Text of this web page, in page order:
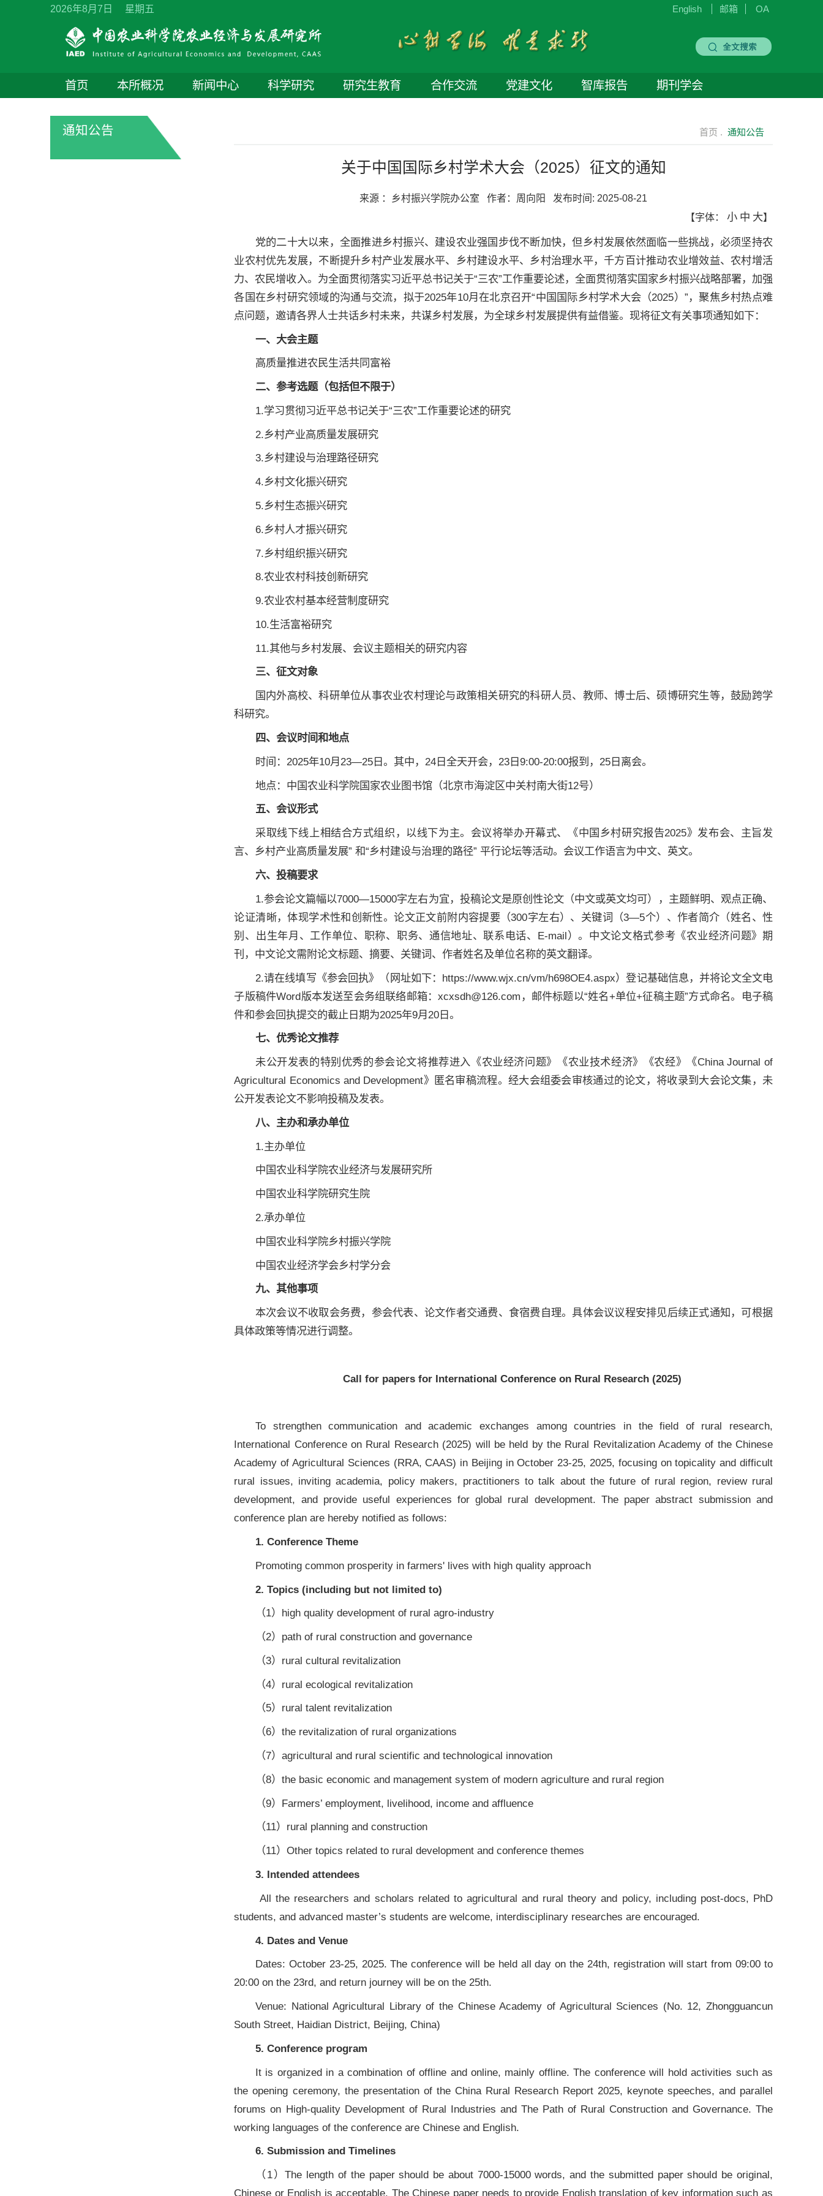
English 邮箱 OA
2026年8月7日 星期五
首页 本所概况 新闻中心 科学研究 研究生教育 合作交流 党建文化 智库报告 期刊学会
通知公告 首页 . 通知公告
关于中国国际乡村学术大会（2025）征文的通知
来源 ： 乡村振兴学院办公室 作者： 周向阳 发布时间: 2025-08-21
【字体： 小 中 大】
党的二十大以来，全面推进乡村振兴、建设农业强国步伐不断加快，但乡村发展依然面临一些挑战，必须坚持农
业农村优先发展，不断提升乡村产业发展水平、乡村建设水平、乡村治理水平，千方百计推动农业增效益、农村增活
力、农民增收入。为全面贯彻落实习近平总书记关于“三农”工作重要论述，全面贯彻落实国家乡村振兴战略部署，加强
各国在乡村研究领域的沟通与交流，拟于2025年10月在北京召开“中国国际乡村学术大会（2025）”，聚焦乡村热点难
点问题，邀请各界人士共话乡村未来，共谋乡村发展，为全球乡村发展提供有益借鉴。现将征文有关事项通知如下：
一、大会主题
高质量推进农民生活共同富裕
二、参考选题（包括但不限于）
1.学习贯彻习近平总书记关于“三农”工作重要论述的研究
2.乡村产业高质量发展研究
3.乡村建设与治理路径研究
4.乡村文化振兴研究
5.乡村生态振兴研究
6.乡村人才振兴研究
7.乡村组织振兴研究
8.农业农村科技创新研究
9.农业农村基本经营制度研究
10.生活富裕研究
11.其他与乡村发展、会议主题相关的研究内容
三、征文对象
国内外高校、科研单位从事农业农村理论与政策相关研究的科研人员、教师、博士后、硕博研究生等，鼓励跨学
科研究。
四、会议时间和地点
时间：2025年10月23—25日。其中，24日全天开会，23日9:00-20:00报到，25日离会。
地点：中国农业科学院国家农业图书馆（北京市海淀区中关村南大街12号）
五、会议形式
采取线下线上相结合方式组织，以线下为主。会议将举办开幕式、《中国乡村研究报告2025》发布会、主旨发
言、乡村产业高质量发展” 和“乡村建设与治理的路径” 平行论坛等活动。会议工作语言为中文、英文。
六、投稿要求
1.参会论文篇幅以7000—15000字左右为宜，投稿论文是原创性论文（中文或英文均可），主题鲜明、观点正确、
论证清晰，体现学术性和创新性。论文正文前附内容提要（300字左右）、关键词（3—5个）、作者简介（姓名、性
别、出生年月、工作单位、职称、职务、通信地址、联系电话、E-mail）。中文论文格式参考《农业经济问题》期
刊，中文论文需附论文标题、摘要、关键词、作者姓名及单位名称的英文翻译。
2.请在线填写《参会回执》（网址如下：https://www.wjx.cn/vm/h698OE4.aspx）登记基础信息，并将论文全文电
子版稿件Word版本发送至会务组联络邮箱：xcxsdh@126.com，邮件标题以“姓名+单位+征稿主题”方式命名。电子稿
件和参会回执提交的截止日期为2025年9月20日。
七、优秀论文推荐
未公开发表的特别优秀的参会论文将推荐进入《农业经济问题》《农业技术经济》《农经》《China Journal of
Agricultural Economics and Development》匿名审稿流程。经大会组委会审核通过的论文，将收录到大会论文集，未
公开发表论文不影响投稿及发表。
八、主办和承办单位
1.主办单位
中国农业科学院农业经济与发展研究所
中国农业科学院研究生院
2.承办单位
中国农业科学院乡村振兴学院
中国农业经济学会乡村学分会
九、其他事项
本次会议不收取会务费，参会代表、论文作者交通费、食宿费自理。具体会议议程安排见后续正式通知，可根据
具体政策等情况进行调整。
Call for papers for International Conference on Rural Research (2025)
To strengthen communication and academic exchanges among countries in the field of rural research,
International Conference on Rural Research (2025) will be held by the Rural Revitalization Academy of the Chinese
Academy of Agricultural Sciences (RRA, CAAS) in Beijing in October 23-25, 2025, focusing on topicality‌ and difficult
rural issues, inviting academia, policy makers, practitioners to talk about the future of rural region, review rural
development, and provide useful experiences for global rural development. The paper abstract submission and
conference plan are hereby notified as follows:
1. Conference Theme
Promoting common prosperity in farmers' lives with high quality approach
2. Topics (including but not limited to)
（1）high quality development of rural agro-industry
（2）path of rural construction and governance
（3）rural cultural revitalization
（4）rural ecological revitalization
（5）rural talent revitalization
（6）the revitalization of rural organizations
（7）agricultural and rural scientific and technological innovation
（8）the basic economic and management system of modern agriculture and rural region
（9）Farmers’ employment, livelihood, income and affluence
（11）rural planning and construction
（11）Other topics related to rural development and conference themes
3. Intended attendees
All the researchers and scholars related to agricultural and rural theory and policy, including post-docs, PhD
students, and advanced master’s students are welcome, interdisciplinary researches are encouraged.
4. Dates and Venue
Dates: October 23-25, 2025. The conference will be held all day on the 24th, registration will start from 09:00 to
20:00 on the 23rd, and return journey will be on the 25th.
Venue: National Agricultural Library of the Chinese Academy of Agricultural Sciences (No. 12, Zhongguancun
South Street, Haidian District, Beijing, China)
5. Conference program
It is organized in a combination of offline and online, mainly offline. The conference will hold activities such as
the opening ceremony, the presentation of the China Rural Research Report 2025, keynote speeches, and parallel
forums on High-quality Development of Rural Industries and The Path of Rural Construction and Governance. The
working languages of the conference are Chinese and English.
6. Submission and Timelines
（1）The length of the paper should be about 7000-15000 words, and the submitted paper should be original,
Chinese or English is acceptable. The Chinese paper needs to provide English translation of key information such as